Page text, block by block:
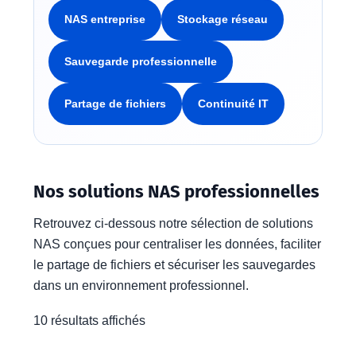
NAS entreprise Stockage réseau
Sauvegarde professionnelle
Partage de fichiers Continuité IT
Nos solutions NAS professionnelles
Retrouvez ci-dessous notre sélection de solutions
NAS conçues pour centraliser les données, faciliter
le partage de fichiers et sécuriser les sauvegardes
dans un environnement professionnel.
10 résultats affichés